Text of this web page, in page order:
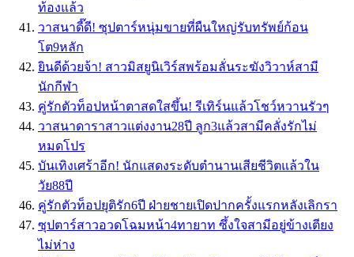
ท้องแล้ว
วาสนาดี๊ดี! ซุปตาร์หนุ่มขายที่ผืนใหญ่รับทรัพย์ก้อน
โต9หลัก
ยินดีด้วยจ้า! สาวมิสยูนิเวิร์สพร้อมลั่นระฆังวิวาห์สามี
นักกีฬา
คู่รักตัวท็อปหน้าตาสดใสขึ้น! รีเทิร์นแล้วโชว์หวานรัวๆ
วาสนาดาราสาวแต่งงาน28ปี ลูก3แล้วสามีคลั่งรักไม่
หมดโปร
บันเทิงเศร้าอีก! นักแสดงระดับตำนานเสียชีวิตแล้วใน
วัย88ปี
คู่รักตัวท็อปยุติรัก6ปี ฝ่ายชายเปิดปากครั้งแรกหลังเลิกรา
ซุปตาร์สาวอวดโฉมหน้า4ทายาท ซึ้งใจสามีอยู่ข้างเตียง
ไม่ห่าง